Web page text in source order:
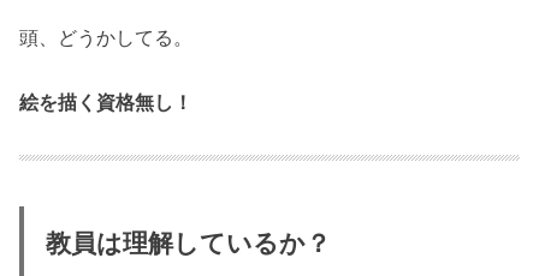
頭、どうかしてる。
絵を描く資格無し！
教員は理解しているか？